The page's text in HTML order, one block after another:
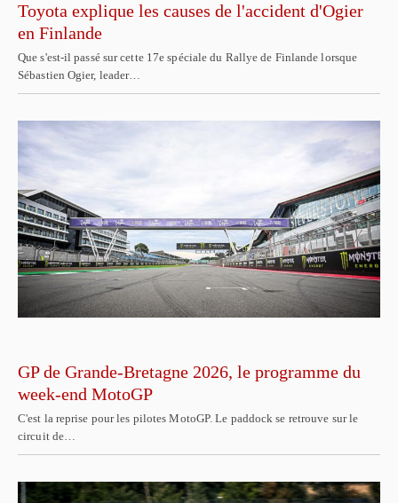
Toyota explique les causes de l'accident d'Ogier
en Finlande
Que s'est-il passé sur cette 17e spéciale du Rallye de Finlande lorsque
Sébastien Ogier, leader…
GP de Grande-Bretagne 2026, le programme du
week-end MotoGP
C'est la reprise pour les pilotes MotoGP. Le paddock se retrouve sur le
circuit de…